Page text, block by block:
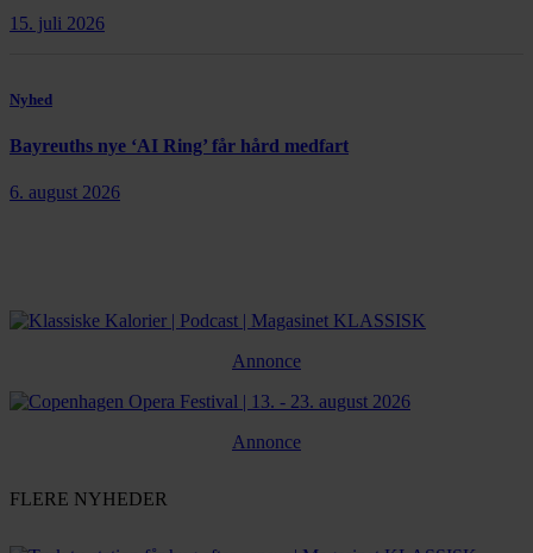
15. juli 2026
Nyhed
Bayreuths nye ‘AI Ring’ får hård medfart
6. august 2026
Annonce
Annonce
FLERE NYHEDER